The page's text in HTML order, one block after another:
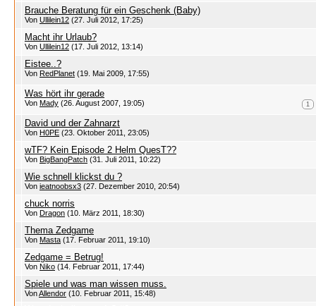
Brauche Beratung für ein Geschenk (Baby)
Von Ullilein12 (27. Juli 2012, 17:25)
Macht ihr Urlaub?
Von Ullilein12 (17. Juli 2012, 13:14)
Eistee..?
Von RedPlanet (19. Mai 2009, 17:55)
Was hört ihr gerade
1
Von Mady (26. August 2007, 19:05)
David und der Zahnarzt
Von H0PE (23. Oktober 2011, 23:05)
wTF? Kein Episode 2 Helm QuesT??
Von BigBangPatch (31. Juli 2011, 10:22)
Wie schnell klickst du ?
Von ieatnoobsx3 (27. Dezember 2010, 20:54)
chuck norris
Von Dragon (10. März 2011, 18:30)
Thema Zedgame
Von Masta (17. Februar 2011, 19:10)
Zedgame = Betrug!
Von Niko (14. Februar 2011, 17:44)
Spiele und was man wissen muss.
VonAllendor (10. Februar 2011, 15:48)